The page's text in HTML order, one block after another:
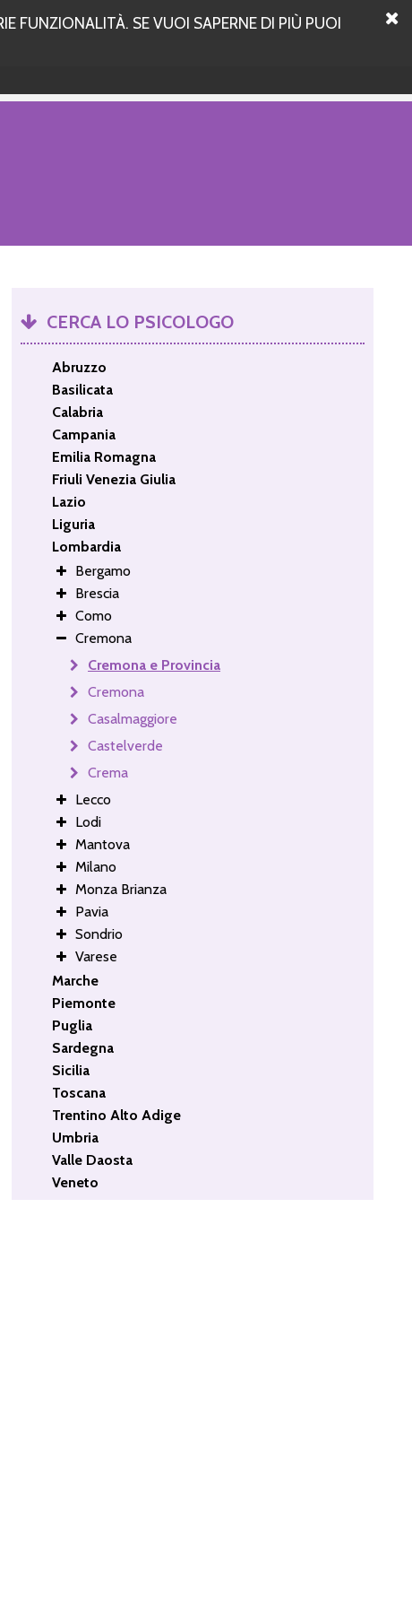
FUNZIONALITÀ. SE VUOI SAPERNE DI PIÙ PUOI
CERCA LO PSICOLOGO
Abruzzo
Basilicata
Calabria
Campania
Emilia Romagna
Friuli Venezia Giulia
Lazio
Liguria
Lombardia
Bergamo
Brescia
Como
Cremona
Cremona e Provincia
Cremona
Casalmaggiore
Castelverde
Crema
Lecco
Lodi
Mantova
Milano
Monza Brianza
Pavia
Sondrio
Varese
Marche
Piemonte
Puglia
Sardegna
Sicilia
Toscana
Trentino Alto Adige
Umbria
Valle Daosta
Veneto